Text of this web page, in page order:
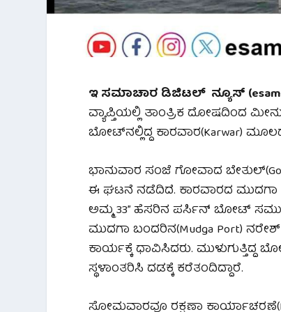
ಇ ಸಮಾಚಾರ ಡಿಜಿಟಲ್ ನ್ಯೂಸ್
ವ್ಯಾಪ್ತಿಯಲ್ಲಿ ತಾಂತ್ರಿಕ ದೋಷದಿಂದ
ಬೋಟ್‌ನಲ್ಲಿದ್ದ ಕಾರವಾರ(Karwar)
ಭಾನುವಾರ ಸಂಜೆ ಗೋವಾದ
ಈ ಘಟನೆ ನಡೆದಿದೆ. ಕಾರವಾರದ ಮುದಗಾ
ಅಮ್ಮ 33” ಹೆಸರಿನ ಪರ್ಸಿನ್ ಬೋಟ್
ಮುದಗಾ ಬಂದರಿನ(Mudga Port)
ಕಾರ್ಯಕ್ಕೆ ಧಾವಿಸಿದರು. ಮುಳುಗುತ್ತಿದ್ದ
ಸ್ಥಳಾಂತರಿಸಿ ದಡಕ್ಕೆ ಕರೆತಂದಿದ್ದಾರೆ.
ಸೋಮವಾರವೂ ರಕ್ಷಣಾ